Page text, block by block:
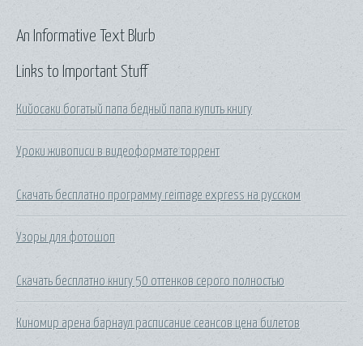
Links to Important Stuff
Кийосаки богатый папа бедный папа купить книгу
Уроки живописи в видеоформате торрент
Скачать бесплатно программу reimage express на русском
Узоры для фотошоп
Скачать бесплатно книгу 50 оттенков серого полностью
Киномир арена барнаул расписание сеансов цена билетов
An Informative Text Blurb